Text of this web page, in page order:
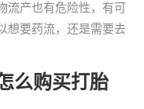
流产也有危险性，有可
想要药流，还是需要去
么购买打胎